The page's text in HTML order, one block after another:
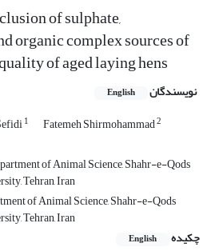
of sulphate,
organic complex sources of
of aged laying hens
نویسندگان English
1 Fatemeh Shirmohammad2
of Animal Science, Shahr-e-Qods
Tehran, Iran
of Animal Science, Shahr-e-Qods
Tehran, Iran
چکیده
English